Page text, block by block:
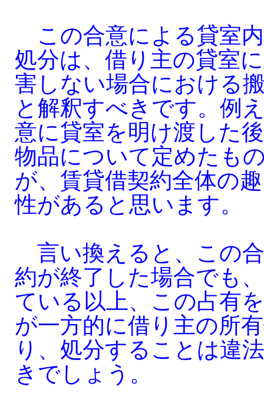
この合意による貸室
処分は、借り主の貸室
害しない場合における
と解釈すべきです。例
意に貸室を明け渡した
物品について定めたも
が、賃貸借契約全体の
性があると思います。
言い換えると、この
約が終了した場合でも
ている以上、この占有
が一方的に借り主の所
り、処分することは違
きでしょう。